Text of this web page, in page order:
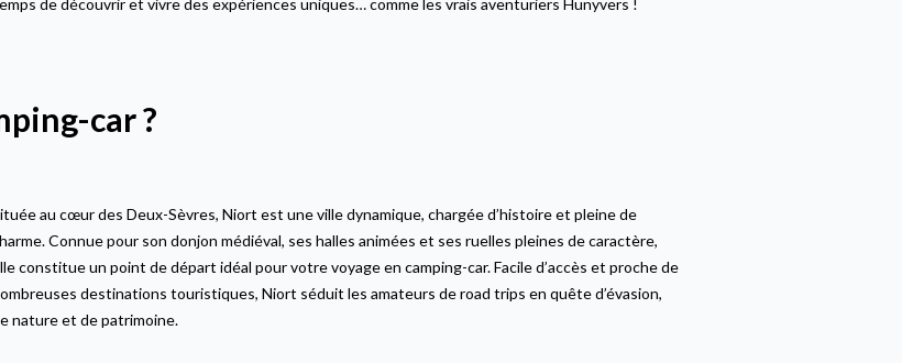
de découvrir et vivre des expériences uniques… comme les vrais aventuriers Hunyvers !
car ?
au cœur des Deux-Sèvres, Niort est une ville dynamique, chargée d’histoire et pleine de
Connue pour son donjon médiéval, ses halles animées et ses ruelles pleines de caractère,
constitue un point de départ idéal pour votre voyage en camping-car. Facile d’accès et proche de
destinations touristiques, Niort séduit les amateurs de road trips en quête d’évasion,
nature et de patrimoine.